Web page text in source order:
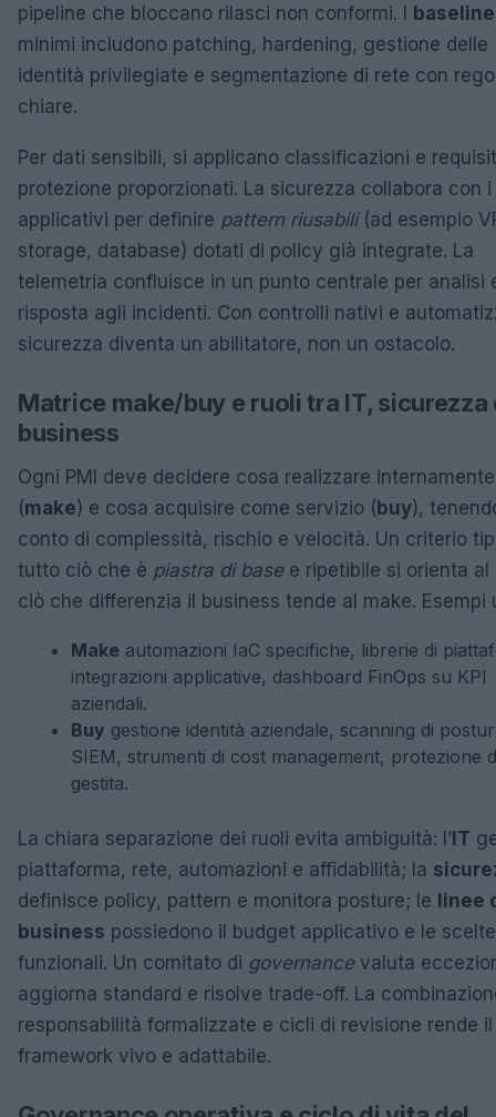
pipeline che bloccano rilasci non conformi. I baseline
minimi includono patching, hardening, gestione delle
identità privilegiate e segmentazione di rete con
chiare.
Per dati sensibili, si applicano classificazioni e
protezione proporzionati. La sicurezza collabora con
applicativi per definire pattern riusabili(ad esempio
storage, database) dotati di policy già integrate. La
telemetria confluisce in un punto centrale per analisi
risposta agli incidenti. Con controlli nativi e
sicurezza diventa un abilitatore, non un ostacolo.
Matrice make/buy e ruoli tra IT, sicurezza
business
Ogni PMI deve decidere cosa realizzare internamente
(make) e cosa acquisire come servizio (buy),
conto di complessità, rischio e velocità. Un criterio
tutto ciò che è piastra di basee ripetibile si orienta al
ciò che differenzia il business tende al make. Esempi
Make automazioni IaC specifiche, librerie di
integrazioni applicative, dashboard FinOps su KPI
aziendali.
Buy gestione identità aziendale, scanning di
SIEM, strumenti di cost management, protezione
gestita.
La chiara separazione dei ruoli evita ambiguità: l’IT
piattaforma, rete, automazioni e affidabilità; la
definisce policy, pattern e monitora posture; le linee
business possiedono il budget applicativo e le scelte
funzionali. Un comitato di governancevaluta
aggiorna standard e risolve trade-off. La
responsabilità formalizzate e cicli di revisione rende il
framework vivo e adattabile.